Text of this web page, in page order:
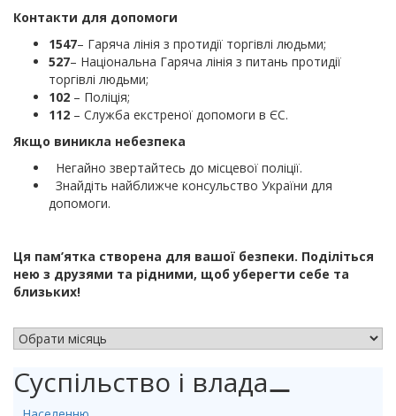
Контакти для допомоги
1547– Гаряча лінія з протидії торгівлі людьми;
527– Національна Гаряча лінія з питань протидії
торгівлі людьми;
102 – Поліція;
112 – Служба екстреної допомоги в ЄС.
Якщо виникла небезпека
Негайно звертайтесь до місцевої поліції.
Знайдіть найближче консульство України для
допомоги.
Ця пам’ятка створена для вашої безпеки. Поділіться
нею з друзями та рідними, щоб уберегти себе та
близьких!
Суспільство і влада⚊